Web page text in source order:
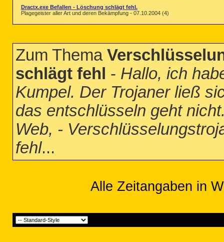
Dractx.exe Befallen - Löschung schlägt fehl.
Plagegeister aller Art und deren Bekämpfung - 07.10.2004 (4)
Zum Thema
schlägt fehl - Hallo, ich
Kumpel. Der Trojaner ließ
das entschlüsseln geht
Web, -
fehl...
Alle Zeitangaben in